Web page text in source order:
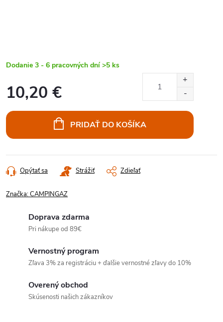
Dodanie 3 - 6 pracovných dní >5 ks
10,20 €
cena:
PRIDAŤ DO KOŠÍKA
Opýtať sa Strážiť Zdieľať
Značka:CAMPINGAZ
Doprava zdarma
Pri nákupe od 89€
Vernostný program
Zľava 3% za registráciu + ďalšie vernostné zľavy do 10%
Overený obchod
Skúsenosti našich zákazníkov